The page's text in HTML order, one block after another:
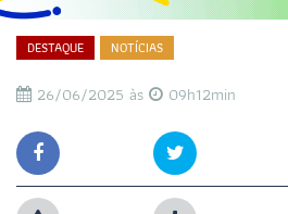
DESTAQUE NOTÍCIAS
26/06/2025 às 09h12min